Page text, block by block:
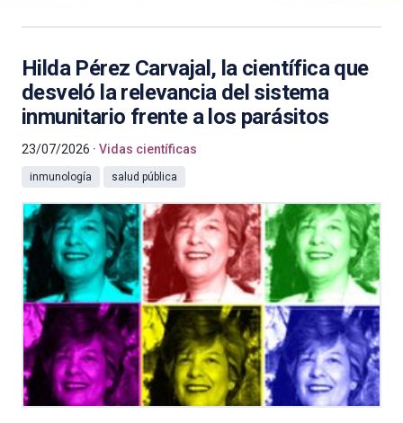
Hilda Pérez Carvajal, la científica que
desveló la relevancia del sistema
inmunitario frente a los parásitos
23/07/2026 Vidas científicas
inmunología salud pública